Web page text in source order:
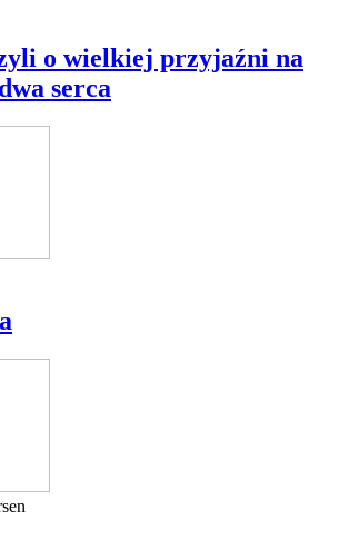
o wielkiej przyjaźni na
serca